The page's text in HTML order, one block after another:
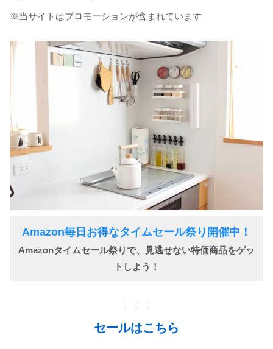
※当サイトはプロモーションが含まれています
Amazon毎日お得なタイムセール祭り開催中！
Amazonタイムセール祭りで、見逃せない特価商品をゲッ
トしよう！
セールはこちら